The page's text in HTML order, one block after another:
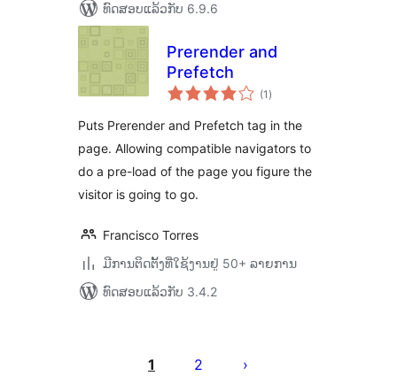
ທົດສອບແລ້ວກັບ 6.9.6
Prerender and
Prefetch
(1 ຄະແນນ
ທັງໝົດ
)
Puts Prerender and Prefetch tag in the
page. Allowing compatible navigators to
do a pre-load of the page you figure the
visitor is going to go.
Francisco Torres
ມີການຕິດຕັ້ງທີ່ໃຊ້ງານຢູ່ 50+ ລາຍການ
ທົດສອບແລ້ວກັບ 3.4.2
1 2